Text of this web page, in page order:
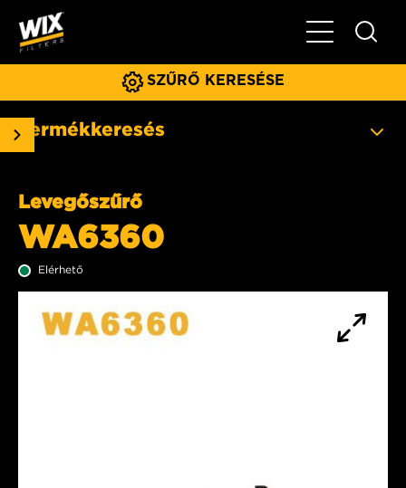
Főmenü
SZŰRŐ KERESÉSE
Termékkeresés
Levegőszűrő
WA6360
Elérhető